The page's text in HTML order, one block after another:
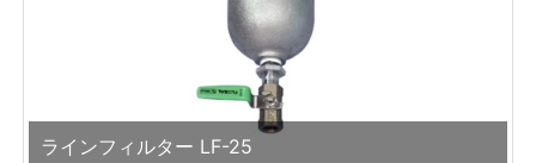
ラインフィルター LF-25